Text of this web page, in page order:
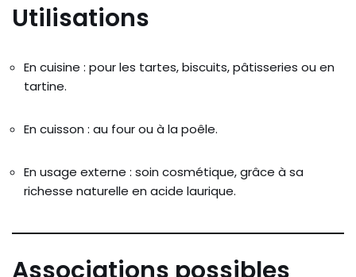
Utilisations
En cuisine : pour les tartes, biscuits, pâtisseries ou en
tartine.
En cuisson : au four ou à la poêle.
En usage externe : soin cosmétique, grâce à sa
richesse naturelle en acide laurique.